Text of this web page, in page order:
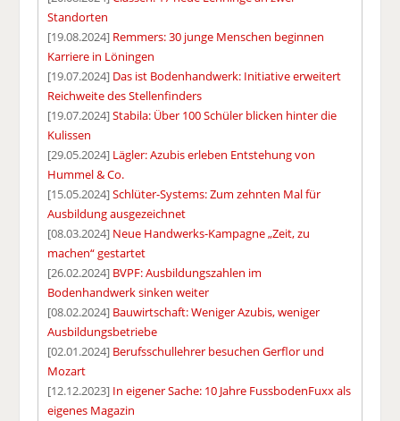
Standorten
[19.08.2024] Remmers: 30 junge Menschen beginnen
Karriere in Löningen
[19.07.2024] Das ist Bodenhandwerk: Initiative erweitert
Reichweite des Stellenfinders
[19.07.2024]Stabila: Über 100 Schüler blicken hinter die
Kulissen
[29.05.2024] Lägler: Azubis erleben Entstehung von
Hummel & Co.
[15.05.2024]Schlüter-Systems: Zum zehnten Mal für
Ausbildung ausgezeichnet
[08.03.2024] Neue Handwerks-Kampagne „Zeit, zu
machen“ gestartet
[26.02.2024] BVPF: Ausbildungszahlen im
Bodenhandwerk sinken weiter
[08.02.2024] Bauwirtschaft: Weniger Azubis, weniger
Ausbildungsbetriebe
[02.01.2024] Berufsschullehrer besuchen Gerflor und
Mozart
[12.12.2023] In eigener Sache: 10 Jahre FussbodenFuxx als
eigenes Magazin